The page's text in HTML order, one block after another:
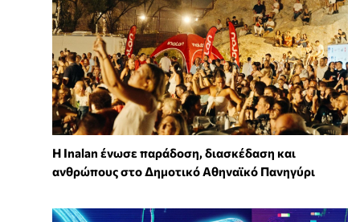
Η Inalan ένωσε παράδοση, διασκέδαση και
ανθρώπους στο Δημοτικό Αθηναϊκό Πανηγύρι